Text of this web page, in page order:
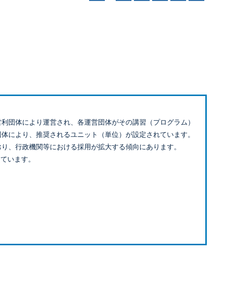
体により運営され、各運営団体がその講習（プログラム）
より、推奨されるユニット（単位）が設定されています。
行政機関等における採用が拡大する傾向にあります。
います。